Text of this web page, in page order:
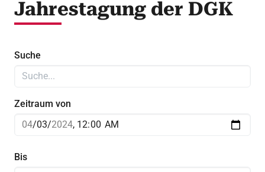
Jahrestagung der DGK
Suche
Zeitraum von
Bis